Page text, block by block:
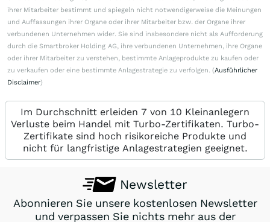
ihrer Mitarbeiter bestimmt und spiegeln nicht notwendigerweise die Meinungen
und Auffassungen ihrer Organe oder ihrer Mitarbeiter bzw. der Organe ihrer
verbundenen Unternehmen wider. Sie sind insbesondere nicht als Aufforderung
durch die Smartbroker Holding AG, ihre verbundenen Unternehmen, ihre Organe
oder ihrer Mitarbeiter zu verstehen, bestimmte Anlageprodukte zu kaufen oder
zu verkaufen oder eine bestimmte Anlagestrategie zu verfolgen. (Ausführlicher
Disclaimer)
Im Durchschnitt erleiden 7 von 10 Kleinanlegern
Verluste beim Handel mit Turbo-Zertifikaten. Turbo-
Zertifikate sind hoch risikoreiche Produkte und
nicht für langfristige Anlagestrategien geeignet.
Newsletter
Abonnieren Sie unsere kostenlosen Newsletter
und verpassen Sie nichts mehr aus der